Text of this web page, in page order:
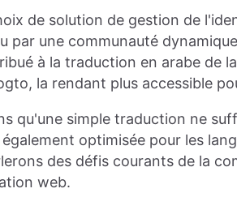
de solution de gestion de
par une communauté
à la traduction en arabe de
la rendant plus accessible
qu'une simple traduction ne
optimisée pour les
des défis courants de la
web.